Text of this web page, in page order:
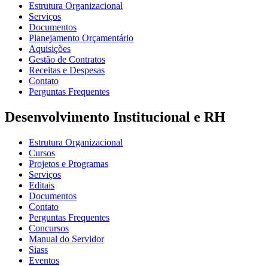
Estrutura Organizacional
Serviços
Documentos
Planejamento Orçamentário
Aquisições
Gestão de Contratos
Receitas e Despesas
Contato
Perguntas Frequentes
Desenvolvimento Institucional e RH
Estrutura Organizacional
Cursos
Projetos e Programas
Serviços
Editais
Documentos
Contato
Perguntas Frequentes
Concursos
Manual do Servidor
Siass
Eventos